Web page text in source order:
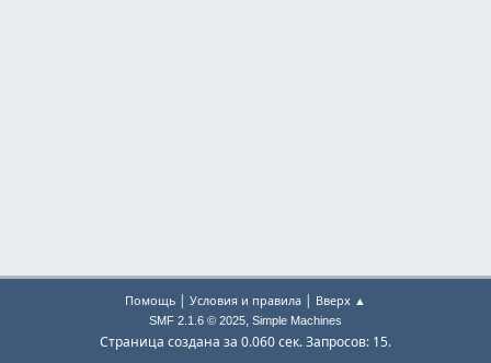
Помощь | Условия и правила | Вверх ▲
SMF 2.1.6 © 2025, Simple Machines
Страница создана за 0.060 сек. Запросов: 15.